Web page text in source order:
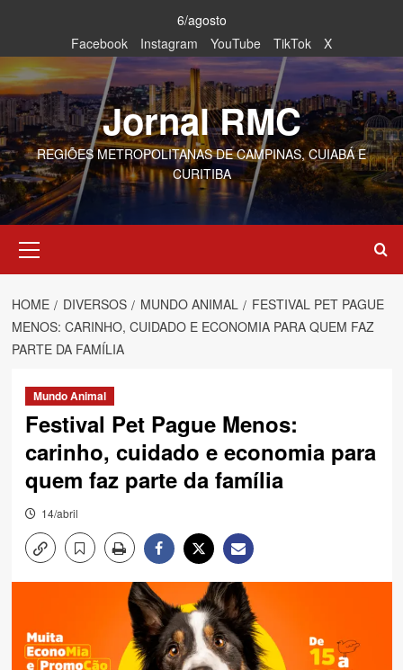
content
6/agosto
Facebook
Instagram YouTube TikTok X
Jornal RMC
REGIÕES METROPOLITANAS DE CAMPINAS, CUIABÁ E
CURITIBA
Menu
HOME DIVERSOS MUNDO ANIMAL
FESTIVAL PET PAGUE
MENOS: CARINHO, CUIDADO E ECONOMIA PARA QUEM FAZ
PARTE DA FAMÍLIA
Mundo Animal
Festival Pet Pague Menos:
carinho, cuidado e economia para
quem faz parte da família
14/abril